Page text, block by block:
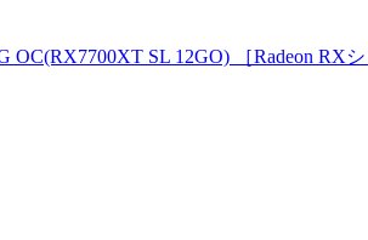
SL 12GO) ［Radeon RX